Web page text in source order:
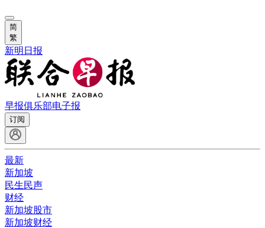
简
繁
新明日报
早报俱乐部电子报
订阅
最新
新加坡
民生民声
财经
新加坡股市
新加坡财经